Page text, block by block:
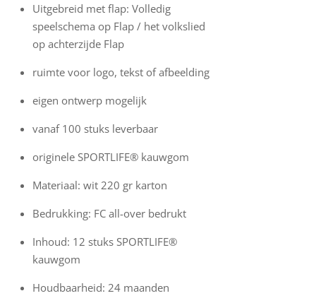
Uitgebreid met flap: Volledig
speelschema op Flap / het volkslied
op achterzijde Flap
ruimte voor logo, tekst of afbeelding
eigen ontwerp mogelijk
vanaf 100 stuks leverbaar
originele SPORTLIFE® kauwgom
Materiaal: wit 220 gr karton
Bedrukking: FC all-over bedrukt
Inhoud: 12 stuks SPORTLIFE®
kauwgom
Houdbaarheid: 24 maanden